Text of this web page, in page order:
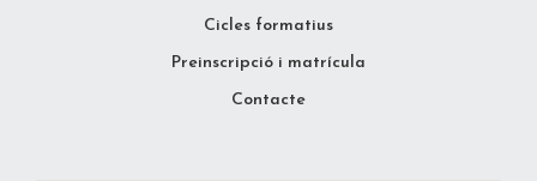
Cicles formatius
Preinscripció i matrícula
Contacte